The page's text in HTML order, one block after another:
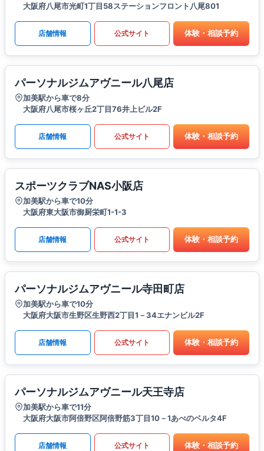
大阪府八尾市光町1丁目58ステーションフロント八尾801
店舗情報 公式サイト 体験・相談予約
パーソナルジムアヴニール八尾店
加美駅から車で8分
大阪府八尾市桜ヶ丘2丁目76井上ビル2F
店舗情報 公式サイト 体験・相談予約
スポーツクラブNAS小阪店
加美駅から車で10分
大阪府東大阪市御厨栄町1-1-3
店舗情報 公式サイト 体験・相談予約
パーソナルジムアヴニール寺田町店
加美駅から車で10分
大阪府大阪市生野区生野西2丁目1－34エナンビル2F
店舗情報 公式サイト 体験・相談予約
パーソナルジムアヴニール天王寺店
加美駅から車で11分
大阪府大阪市阿倍野区阿倍野筋3丁目10－1あべのベルタ4F
店舗情報 公式サイト 体験・相談予約